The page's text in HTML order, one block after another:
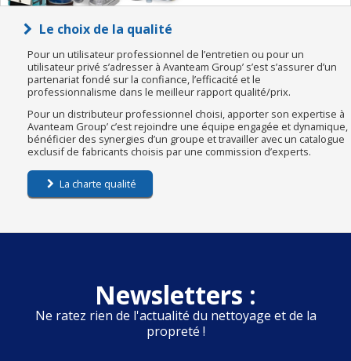
Le choix de la qualité
Pour un utilisateur professionnel de l’entretien ou pour un
utilisateur privé s’adresser à Avanteam Group’ s’est s’assurer d’un
partenariat fondé sur la confiance, l’efficacité et le
professionnalisme dans le meilleur rapport qualité/prix.
Pour un distributeur professionnel choisi, apporter son expertise à
Avanteam Group’ c’est rejoindre une équipe engagée et dynamique,
bénéficier des synergies d’un groupe et travailler avec un catalogue
exclusif de fabricants choisis par une commission d’experts.
La charte qualité
Newsletters :
Ne ratez rien de l'actualité du nettoyage et de la
propreté !